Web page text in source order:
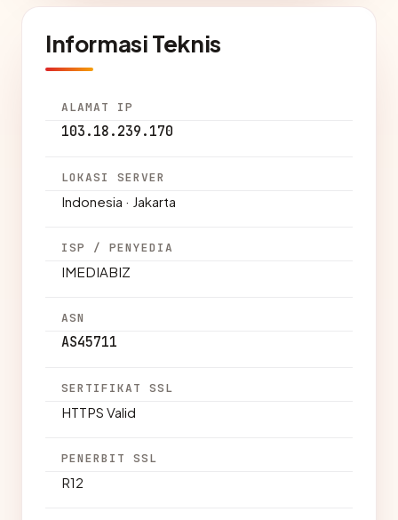
Informasi Teknis
ALAMAT IP
103.18.239.170
LOKASI SERVER
Indonesia · Jakarta
ISP / PENYEDIA
IMEDIABIZ
ASN
AS45711
SERTIFIKAT SSL
HTTPS Valid
PENERBIT SSL
R12